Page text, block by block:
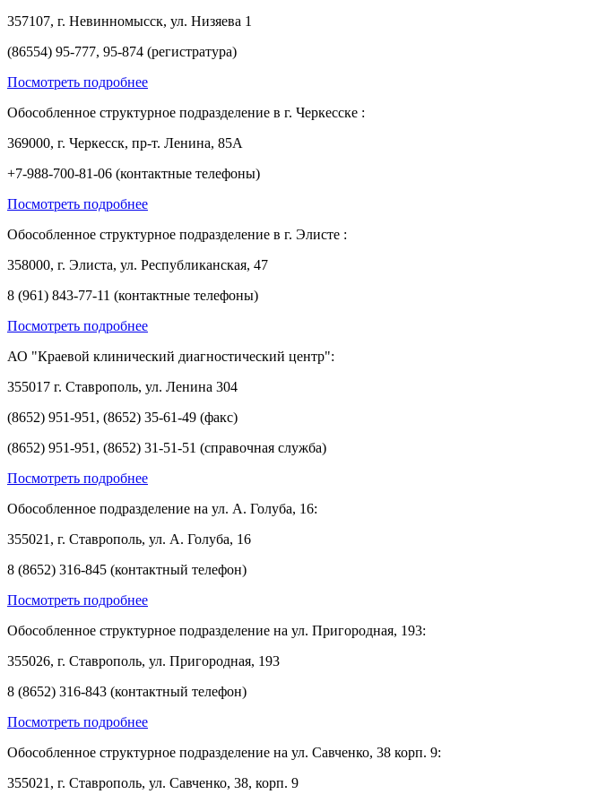
357107, г. Невинномысск, ул. Низяева 1
(86554) 95-777, 95-874 (регистратура)
Посмотреть подробнее
Обособленное структурное подразделение в г. Черкесске :
369000, г. Черкесск, пр-т. Ленина, 85А
+7-988-700-81-06 (контактные телефоны)
Посмотреть подробнее
Обособленное структурное подразделение в г. Элисте :
358000, г. Элиста, ул. Республиканская, 47
8 (961) 843-77-11 (контактные телефоны)
Посмотреть подробнее
АО "Краевой клинический диагностический центр":
355017 г. Ставрополь, ул. Ленина 304
(8652) 951-951, (8652) 35-61-49 (факс)
(8652) 951-951, (8652) 31-51-51 (справочная служба)
Посмотреть подробнее
Обособленное подразделение на ул. А. Голуба, 16:
355021, г. Ставрополь, ул. А. Голуба, 16
8 (8652) 316-845 (контактный телефон)
Посмотреть подробнее
Обособленное структурное подразделение на ул. Пригородная, 193:
355026, г. Ставрополь, ул. Пригородная, 193
8 (8652) 316-843 (контактный телефон)
Посмотреть подробнее
Обособленное структурное подразделение на ул. Савченко, 38 корп. 9:
355021, г. Ставрополь, ул. Савченко, 38, корп. 9